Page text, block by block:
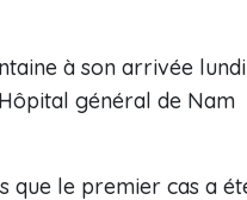
à son arrivée lundi
général de Nam
que le premier cas a